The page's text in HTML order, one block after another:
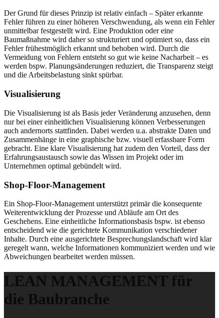
Der Grund für dieses Prinzip ist relativ einfach – Später erkannte
Fehler führen zu einer höheren Verschwendung, als wenn ein Fehler
unmittelbar festgestellt wird. Eine Produktion oder eine
Baumaßnahme wird daher so strukturiert und optimiert so, dass ein
Fehler frühestmöglich erkannt und behoben wird. Durch die
Vermeidung von Fehlern entsteht so gut wie keine Nacharbeit – es
werden bspw. Planungsänderungen reduziert, die Transparenz steigt
und die Arbeitsbelastung sinkt spürbar.
Visualisierung
Die Visualisierung ist als Basis jeder Veränderung anzusehen, denn
nur bei einer einheitlichen Visualisierung können Verbesserungen
auch andernorts stattfinden. Dabei werden u.a. abstrakte Daten und
Zusammenhänge in eine graphische bzw. visuell erfassbare Form
gebracht. Eine klare Visualisierung hat zudem den Vorteil, dass der
Erfahrungsaustausch sowie das Wissen im Projekt oder im
Unternehmen optimal gebündelt wird.
Shop-Floor-Management
Ein Shop-Floor-Management unterstützt primär die konsequente
Weiterentwicklung der Prozesse und Abläufe am Ort des
Geschehens. Eine einheitliche Informationsbasis bspw. ist ebenso
entscheidend wie die gerichtete Kommunikation verschiedener
Inhalte. Durch eine ausgerichtete Besprechungslandschaft wird klar
geregelt wann, welche Informationen kommuniziert werden und wie
Abweichungen bearbeitet werden müssen.
LEAN MANAGEMENT für
die Baubranche